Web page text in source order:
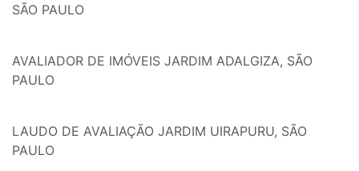
SÃO PAULO
AVALIADOR DE IMÓVEIS JARDIM ADALGIZA, SÃO
PAULO
LAUDO DE AVALIAÇÃO JARDIM UIRAPURU, SÃO
PAULO